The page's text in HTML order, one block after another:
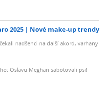
2025 Nové make-up trendy
nadšenci na další akord, varhany
Oslavu Meghan sabotovali psi!